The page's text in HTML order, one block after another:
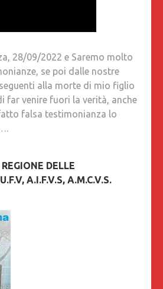
28/09/2022 e Saremo molto
se poi dalle nostre
alla morte di mio figlio
far venire fuori la verità, anche
falsa testimonianza lo
DELLE
A.I.F.V.S, A.M.C.V.S.